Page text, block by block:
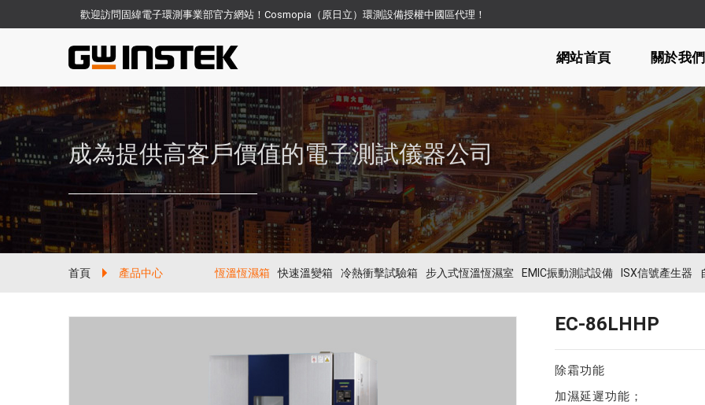
歡迎訪問固緯電子環測事業部官方網站！Cosmopia（原日立）環測設備授權中國區代理！
網站首頁 關於我們
成為提供高客戶價值的電子測試儀器公司
首頁 產品中心 恆溫恆濕箱 快速溫變箱 冷熱衝擊試驗箱 步入式恆溫恆濕室 EMIC振動測試設備 ISX信號產生器
EC-86LHHP
除霜功能
加濕延遲功能；